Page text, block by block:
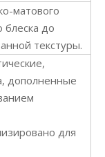
матового
блеска до
текстуры.
дополненные
для